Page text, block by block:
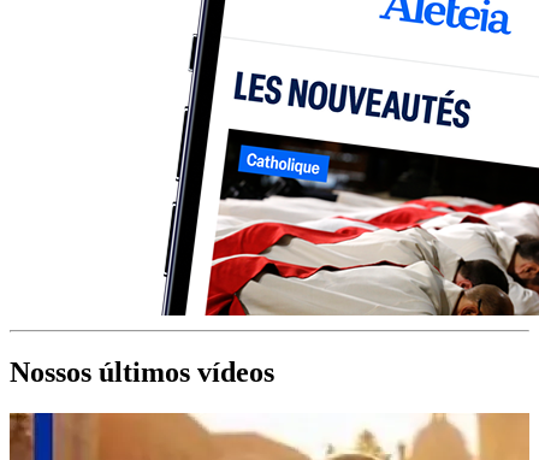
Nossos últimos vídeos